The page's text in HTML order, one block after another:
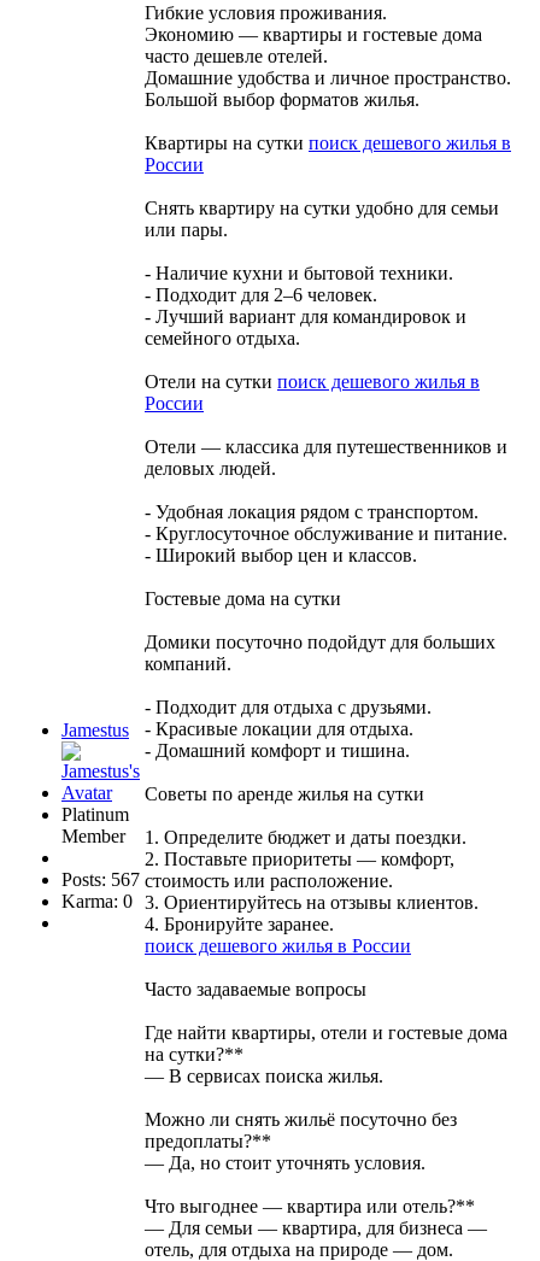
Jamestus
Platinum
Member
Posts: 567
Karma: 0
Гибкие условия проживания.
Экономию — квартиры и гостевые дома
часто дешевле отелей.
Домашние удобства и личное пространство.
Большой выбор форматов жилья.
Квартиры на сутки поиск дешевого жилья в
России
Снять квартиру на сутки удобно для семьи
или пары.
- Наличие кухни и бытовой техники.
- Подходит для 2–6 человек.
- Лучший вариант для командировок и
семейного отдыха.
Отели на сутки поиск дешевого жилья в
России
Отели — классика для путешественников и
деловых людей.
- Удобная локация рядом с транспортом.
- Круглосуточное обслуживание и питание.
- Широкий выбор цен и классов.
Гостевые дома на сутки
Домики посуточно подойдут для больших
компаний.
- Подходит для отдыха с друзьями.
- Красивые локации для отдыха.
- Домашний комфорт и тишина.
Советы по аренде жилья на сутки
1. Определите бюджет и даты поездки.
2. Поставьте приоритеты — комфорт,
стоимость или расположение.
3. Ориентируйтесь на отзывы клиентов.
4. Бронируйте заранее.
поиск дешевого жилья в России
Часто задаваемые вопросы
Где найти квартиры, отели и гостевые дома
на сутки?**
— В сервисах поиска жилья.
Можно ли снять жильё посуточно без
предоплаты?**
— Да, но стоит уточнять условия.
Что выгоднее — квартира или отель?**
— Для семьи — квартира, для бизнеса —
отель, для отдыха на природе — дом.